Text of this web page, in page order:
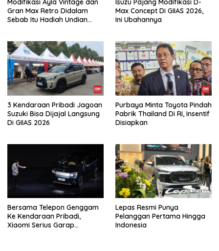
Modifikasi Ayla Vintage dan
Gran Max Retro Didalam
Sebab Itu Hadiah Undian
Isuzu Pajang Modifikasi D-
Max Concept Di GIIAS 2026,
Ini Ubahannya
3 Kendaraan Pribadi Jagoan
Suzuki Bisa Dijajal Langsung
Di GIIAS 2026
Purbaya Minta Toyota Pindah
Pabrik Thailand Di RI, Insentif
Disiapkan
Bersama Telepon Genggam
Ke Kendaraan Pribadi,
Xiaomi Serius Garap
Lepas Resmi Punya
Pelanggan Pertama Hingga
Indonesia